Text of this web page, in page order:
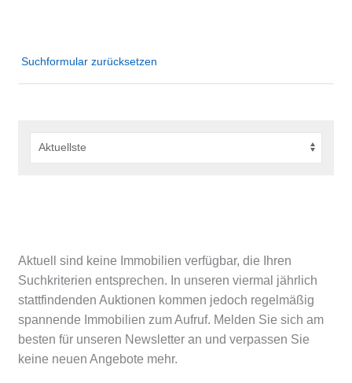
Suchformular zurücksetzen
Aktuell sind keine Immobilien verfügbar, die Ihren
Suchkriterien entsprechen. In unseren viermal jährlich
stattfindenden Auktionen kommen jedoch regelmäßig
spannende Immobilien zum Aufruf. Melden Sie sich am
besten für unseren Newsletter an und verpassen Sie
keine neuen Angebote mehr.